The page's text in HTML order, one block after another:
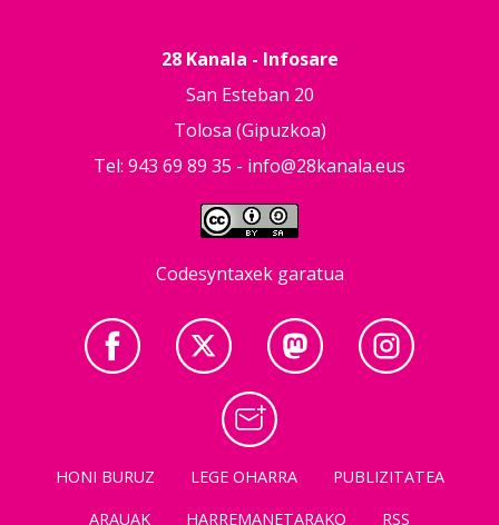
28 Kanala - Infosare
San Esteban 20
Tolosa (Gipuzkoa)
Tel: 943 69 89 35 - info@28kanala.eus
Codesyntaxek garatua
HONI BURUZ LEGE OHARRA
PUBLIZITATEA
ARAUAK
HARREMANETARAKO RSS